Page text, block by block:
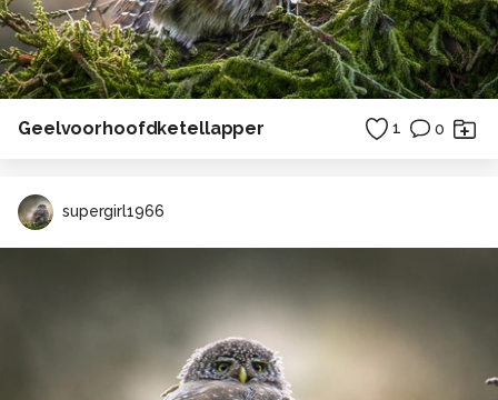
Geelvoorhoofdketellapper 1 0
supergirl1966